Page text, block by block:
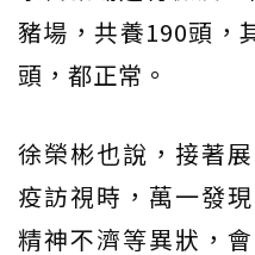
豬場，共養190頭，
頭，都正常。
徐榮彬也說，接著
疫訪視時，萬一發
精神不濟等異狀，